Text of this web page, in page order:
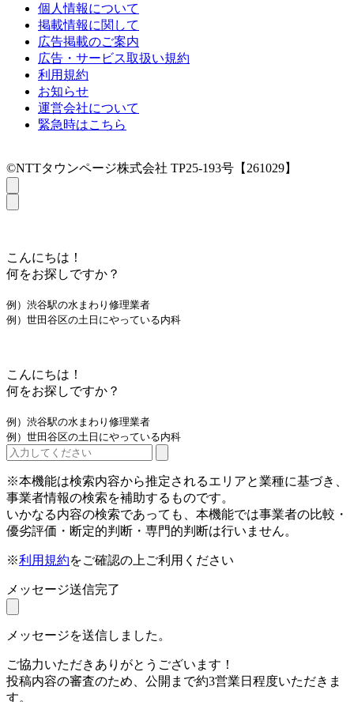
個人情報について
掲載情報に関して
広告掲載のご案内
広告・サービス取扱い規約
利用規約
お知らせ
運営会社について
緊急時はこちら
©NTTタウンページ株式会社 TP25-193号【261029】
こんにちは！
何をお探しですか？
例）渋谷駅の水まわり修理業者
例）世田谷区の土日にやっている内科
こんにちは！
何をお探しですか？
例）渋谷駅の水まわり修理業者
例）世田谷区の土日にやっている内科
※本機能は検索内容から推定されるエリアと業種に基づき、
事業者情報の検索を補助するものです。
いかなる内容の検索であっても、本機能では事業者の比較・
優劣評価・断定的判断・専門的判断は行いません。
※利用規約をご確認の上ご利用ください
メッセージ送信完了
メッセージを送信しました。
ご協力いただきありがとうございます！
投稿内容の審査のため、公開まで約3営業日程度いただきま
す。